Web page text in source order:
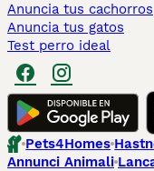
Anuncia tus cachorros
Anuncia tus gatos
Test perro ideal
Pets4Homes
Annunci Animali